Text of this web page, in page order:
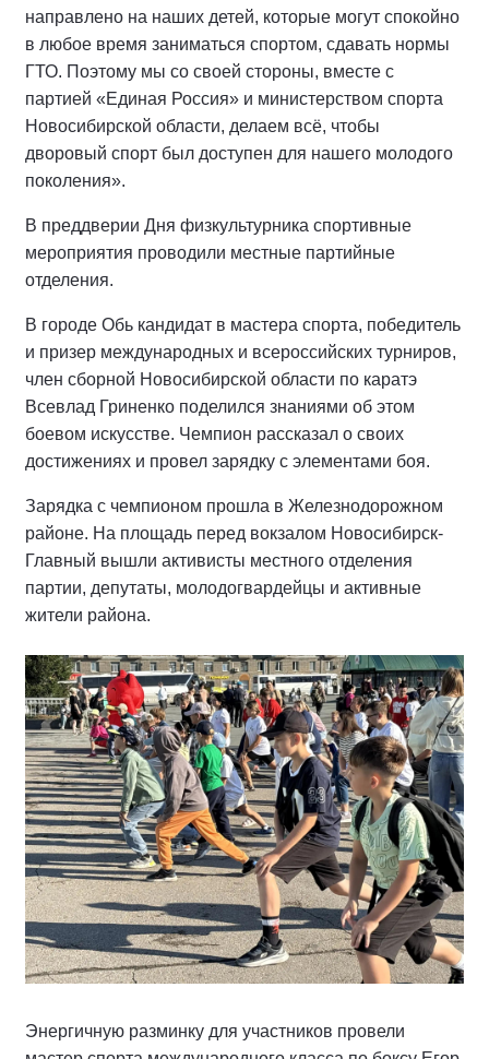
направлено на наших детей, которые могут спокойно
в любое время заниматься спортом, сдавать нормы
ГТО. Поэтому мы со своей стороны, вместе с
партией «Единая Россия» и министерством спорта
Новосибирской области, делаем всё, чтобы
дворовый спорт был доступен для нашего молодого
поколения».
В преддверии Дня физкультурника спортивные
мероприятия проводили местные партийные
отделения.
В городе Обь кандидат в мастера спорта, победитель
и призер международных и всероссийских турниров,
член сборной Новосибирской области по каратэ
Всевлад Гриненко поделился знаниями об этом
боевом искусстве. Чемпион рассказал о своих
достижениях и провел зарядку с элементами боя.
Зарядка с чемпионом прошла в Железнодорожном
районе. На площадь перед вокзалом Новосибирск-
Главный вышли активисты местного отделения
партии, депутаты, молодогвардейцы и активные
жители района.
Энергичную разминку для участников провели